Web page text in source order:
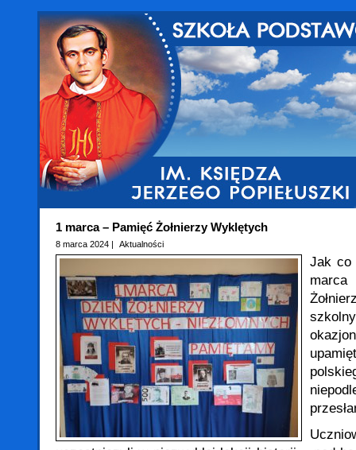
1 marca – Pamięć Żołnierzy Wyklętych
8 marca 2024 | Aktualności
Jak co